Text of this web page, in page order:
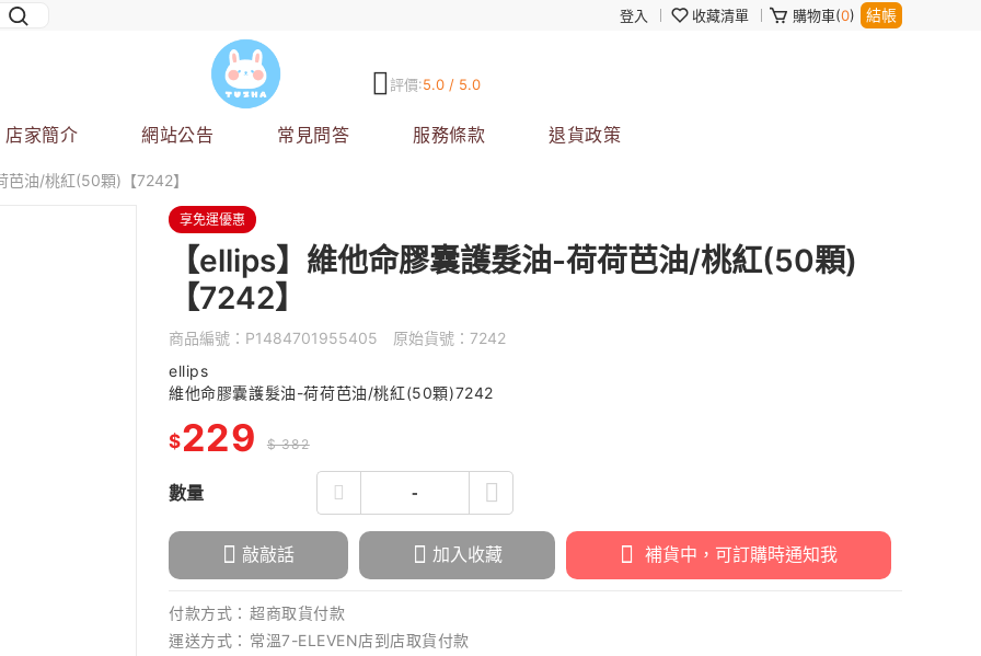
登入 收藏清單 購物車(0) 結帳
評價:5.0 / 5.0
店家簡介 網站公告 常見問答 服務條款 退貨政策
油/桃紅(50顆)【7242】
享免運優惠
【ellips】維他命膠囊護髮油-荷荷芭油/桃紅(50顆)
【7242】
商品編號： P1484701955405 原始貨號： 7242
ellips
維他命膠囊護髮油-荷荷芭油/桃紅(50顆)7242
$229 $ 382
數量
敲敲話 加入收藏 補貨中，可訂購時通知我
付款方式： 超商取貨付款
運送方式： 常溫7-ELEVEN店到店取貨付款